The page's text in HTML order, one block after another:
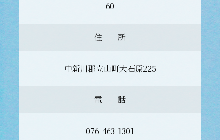
60
住 所
中新川郡立山町大石原225
電 話
076-463-1301